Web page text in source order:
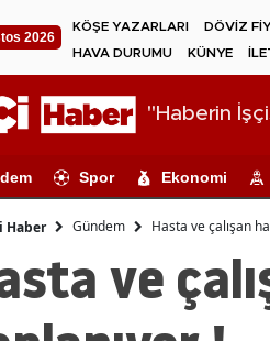
2026
KÖŞE YAZARLARI DÖVİZ
HAVA DURUMU
KÜNYE
"Haberin
Spor Ekonomi
Haber Gündem Hasta ve çalışan
ve